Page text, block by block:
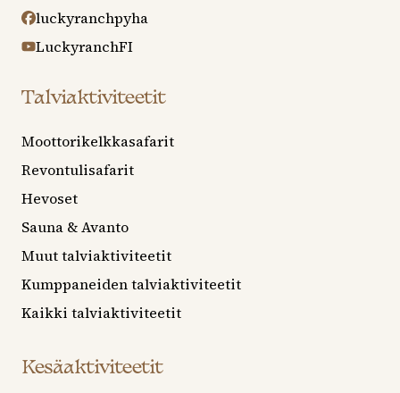
luckyranchpyha
LuckyranchFI
Talviaktiviteetit
Moottorikelkkasafarit
Revontulisafarit
Hevoset
Sauna & Avanto
Muut talviaktiviteetit
Kumppaneiden talviaktiviteetit
Kaikki talviaktiviteetit
Kesäaktiviteetit